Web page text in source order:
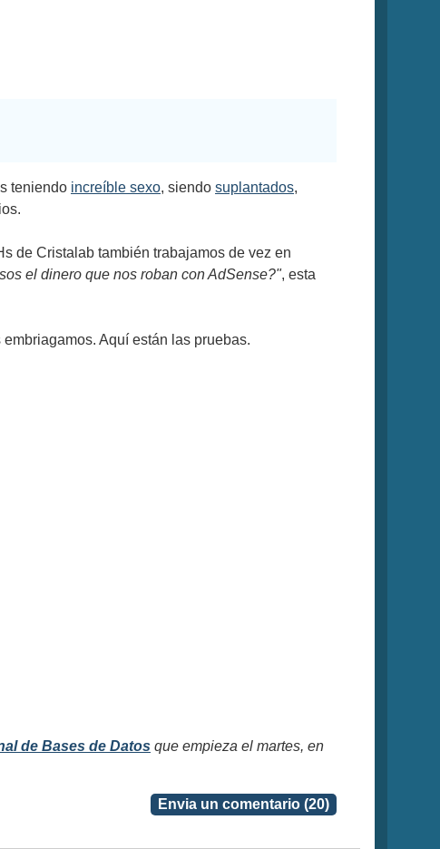
teniendo increíble sexo, siendo suplantados,
de Cristalab también trabajamos de vez en
el dinero que nos roban con AdSense?", esta
embriagamos. Aquí están las pruebas.
de Bases de Datos que empieza el martes, en
Envia un comentario (20)